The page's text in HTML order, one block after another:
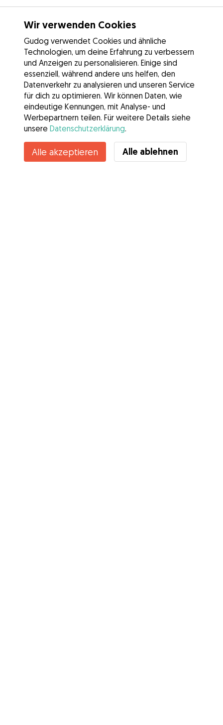
Wir verwenden Cookies
Gudog verwendet Cookies und ähnliche
Technologien, um deine Erfahrung zu verbessern
und Anzeigen zu personalisieren. Einige sind
essenziell, während andere uns helfen, den
Datenverkehr zu analysieren und unseren Service
für dich zu optimieren. Wir können Daten, wie
eindeutige Kennungen, mit Analyse- und
Werbepartnern teilen. Für weitere Details siehe
unsere Datenschutzerklärung.
Alle akzeptieren Alle ablehnen